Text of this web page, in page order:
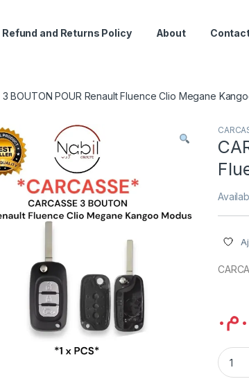
Refund and Returns Policy About
3 BOUTON POUR Renault Fluence Clio Megane